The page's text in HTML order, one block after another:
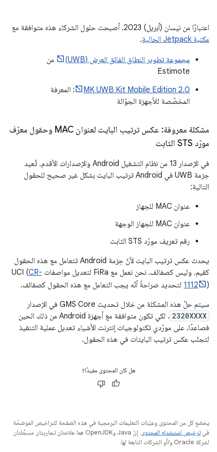
اعتبارًا من نيسان (أبريل) 2023، أصبحت حلول الشركاء هذه متوافقة مع
مكتبة Jetpack الحالية
.
مجموعة تطوير النطاق الفائق العرض (UWB)
من
Estimote
MK UWB Kit Mobile Edition 2.0
: المعرفة
المخصّصة للأجهزة الجوّالة
مشكلة معروفة: عكس ترتيب البايت لعنوان MAC وحقول معرّف
مورّد STS الثابت
في الإصدار 13 من نظام التشغيل Android والإصدارات الأقدم، تُعيد
حِزمة UWB في Android ترتيب البايت بشكل غير صحيح للحقول
التالية:
عنوان MAC للجهاز
عنوان MAC للجهاز الوجهة
رقم تعريف مورّد STS الثابت
يحدث عكس ترتيب البايت لأنّ حِزمة Android تتعامل مع هذه الحقول
كقيم، وليس كصفائف. نحن نعمل مع FiRa لتعديل مواصفات UCI (
CR-
1112
) لتحديد صراحةً أنّه يجب التعامل مع هذه الحقول كصفائف.
سيتم حلّ هذه المشكلة من خلال تحديث GMS Core في الإصدار
2320XXXX
. لكي تكون متوافقة مع أجهزة Android من ذلك الحين
فصاعدًا، على مورّدي تكنولوجيات إنترنت الأشياء تعديل عملية التنفيذ
لتجنّب عكس ترتيب البايتات في هذه الحقول.
هل كان المحتوى مفيدًا؟
يخضع كل من المحتوى وعيّنات التعليمات البرمجية في هذه الصفحة للتراخيص الموضحّة
فيترخيص استخدام المحتوى
. إنّ Java وOpenJDK هما علامتان تجاريتان مسجَّلتان
لشركة Oracle و/أو الشركات التابعة لها.